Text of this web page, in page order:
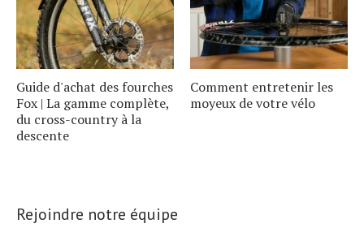
Guide d'achat des fourches
Fox | La gamme complète,
du cross-country à la
descente
Comment entretenir les
moyeux de votre vélo
Rejoindre notre équipe